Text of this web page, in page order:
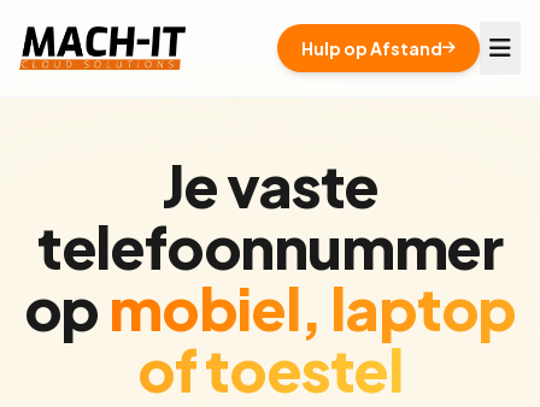
Hulp op Afstand
Je vaste
telefoonnummer
opmobiel, laptop
of toestel